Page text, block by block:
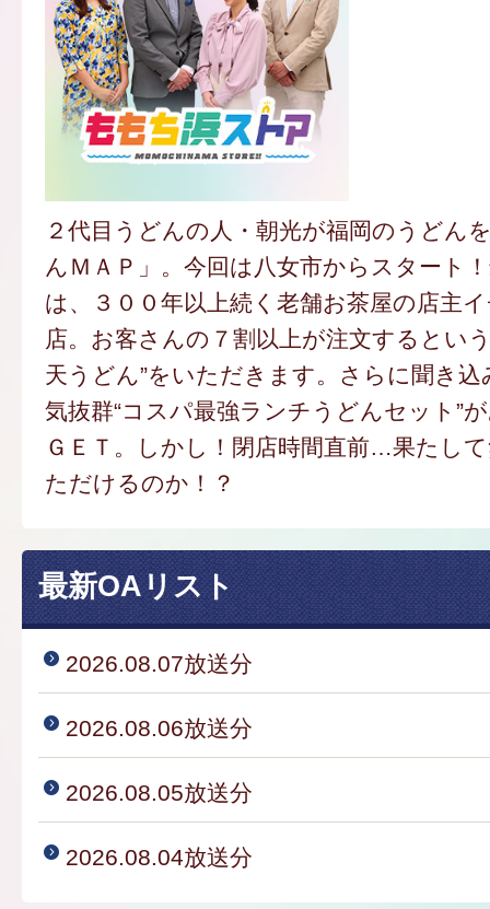
２代目うどんの人・朝光が福岡のうどん
んＭＡＰ」。今回は八女市からスタート
は、３００年以上続く老舗お茶屋の店主
店。お客さんの７割以上が注文するとい
天うどん”をいただきます。さらに聞き
気抜群“コスパ最強ランチうどんセット”
ＧＥＴ。しかし！閉店時間直前…果たし
ただけるのか！？
最新OAリスト
2026.08.07放送分
2026.08.06放送分
2026.08.05放送分
2026.08.04放送分